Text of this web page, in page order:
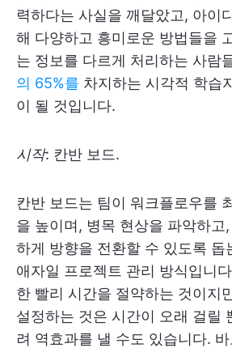
력하다는 사실을 깨달았고, 아이
해 다양하고 흥미로운 방법들을
는 정보를 다르게 처리하는 사람
의 65%를 차지하는 시각적 학습
이 될 것입니다.
시작: 칸반 보드.
칸반 보드는 팀이 워크플로우를
을 높이며, 병목 현상을 파악하고
하게 방향을 전환할 수 있도록 돕
애자일 프로젝트 관리 방식입니
한 빨리 시간을 절약하는 것이지
설정하는 것은 시간이 오래 걸릴
려 역효과를 낼 수도 있습니다.